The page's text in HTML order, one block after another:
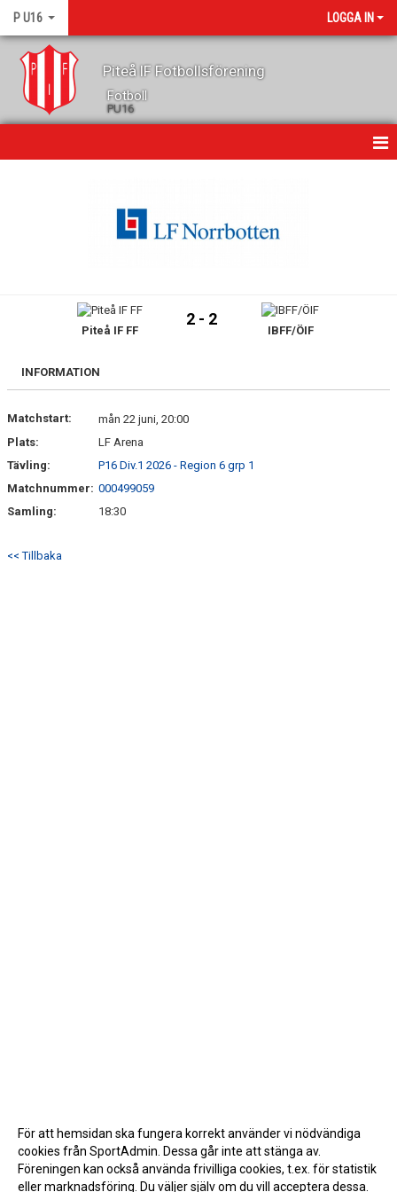
P U16 LOGGA IN
Piteå IF Fotbollsförening
Fotboll
PU16
BILDGALLERI
KONTAKT
Piteå IF FF
2 - 2
IBFF/ÖIF
INFORMATION
Matchstart:
mån 22 juni, 20:00
Plats:
LF Arena
Tävling:
P16 Div.1 2026 - Region 6 grp 1
Matchnummer: 000499059
Samling:
18:30
<< Tillbaka
För att hemsidan ska fungera korrekt använder vi nödvändiga
cookies från SportAdmin. Dessa går inte att stänga av.
Föreningen kan också använda frivilliga cookies, t.ex. för statistik
eller marknadsföring. Du väljer själv om du vill acceptera dessa.